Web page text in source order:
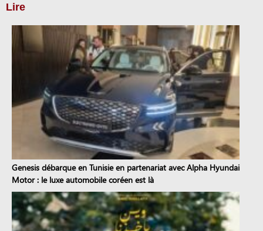
Lire
Genesis débarque en Tunisie en partenariat avec Alpha Hyundai
Motor : le luxe automobile coréen est là